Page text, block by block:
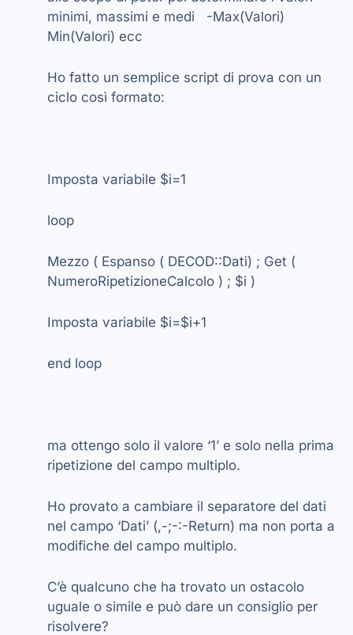
minimi, massimi e medi -Max(Valori)
Min(Valori) ecc
Ho fatto un semplice script di prova con un
ciclo così formato:
Imposta variabile $i=1
loop
Mezzo ( Espanso ( DECOD::Dati) ; Get (
NumeroRipetizioneCalcolo ) ; $i )
Imposta variabile $i=$i+1
end loop
ma ottengo solo il valore ‘1’ e solo nella prima
ripetizione del campo multiplo.
Ho provato a cambiare il separatore del dati
nel campo ‘Dati’ (,-;-:-Return) ma non porta a
modifiche del campo multiplo.
C’è qualcuno che ha trovato un ostacolo
uguale o simile e può dare un consiglio per
risolvere?